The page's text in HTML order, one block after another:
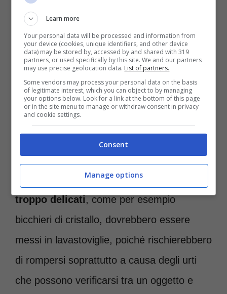
rovinare questi oggetti – roma-news.it
Allo stesso modonemmeno oggetti
troppo delicati, come per esempio
bicchieri di cristallo, dovrebbero essere
messi in lavastoviglie, poiché rischierebbero
di rompersi soprattutto a causa degli urti
che possono verificarsi tra un oggetto e
Learn more
Your personal data will be processed and information from
your device (cookies, unique identifiers, and other device
data) may be stored by, accessed by and shared with 319
partners, or used specifically by this site. We and our partners
may use precise geolocation data. List of partners.
Some vendors may process your personal data on the basis
of legitimate interest, which you can object to by managing
your options below. Look for a link at the bottom of this page
or in the site menu to manage or withdraw consent in privacy
and cookie settings.
Consent
Manage options